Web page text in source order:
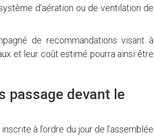
d’aération ou de ventilation de
de recommandations visant à
et leur coût estimé pourra ainsi être
passage devant le
à l’ordre du jour de l’assemblée